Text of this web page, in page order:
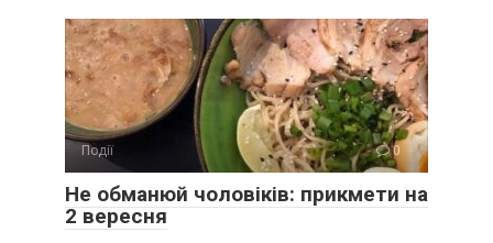
Події 0
Не обманюй чоловіків: прикмети на
2 вересня